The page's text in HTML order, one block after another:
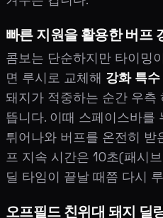
빠른 지원을 활용한 버프
콤보는 단순하지만 타이밍
면 루시로 교체해 강화 특수
돼지가 적중하는 순간 우측
뜹니다. 이때 스페이스바를
튀어나와 버프를 온전히 받
프 지속 시간은 10초(패시
딜 타임이 끝날 때쯤 다시
오프필드 친위대 돼지 딜